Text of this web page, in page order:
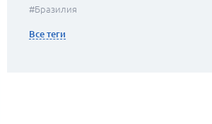
#Бразилия
Все теги